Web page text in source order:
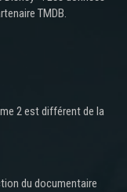
TMDB.
2 est différent de la
du documentaire